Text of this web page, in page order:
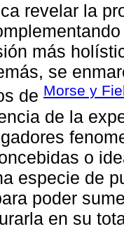
revelar la
más
se
de Morse y
de la
o
especie de
poder
en su